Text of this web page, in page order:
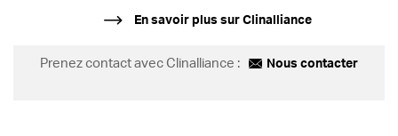
En savoir plus sur Clinalliance
Prenez contact avec Clinalliance : Nous contacter